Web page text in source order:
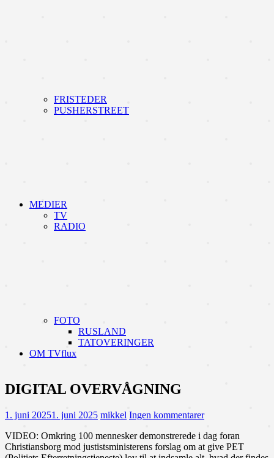
FRISTEDER
PUSHERSTREET
MEDIER
TV
RADIO
FOTO
RUSLAND
TATOVERINGER
OM TVflux
DIGITAL OVERVÅGNING
1. juni 20251. juni 2025 mikkel Ingen kommentarer
VIDEO: Omkring 100 mennesker demonstrerede i dag foran
Christiansborg mod justistsministerens forslag om at give PET